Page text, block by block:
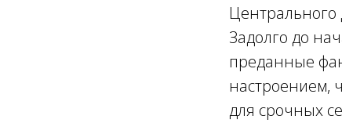
Центрального
Задолго до
преданные
настроением,
для срочных